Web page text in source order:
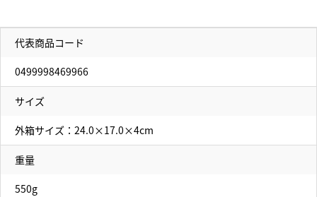
代表商品コード
0499998469966
サイズ
外箱サイズ：24.0×17.0×4cm
重量
550g